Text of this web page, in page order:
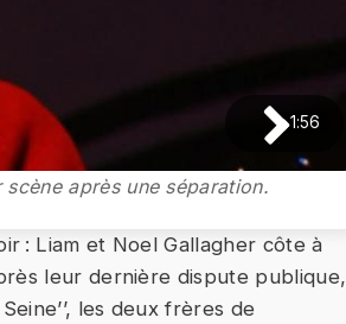
1:56
après une séparation.
: Liam et Noel Gallagher côte à
leur dernière dispute publique,
les deux frères de